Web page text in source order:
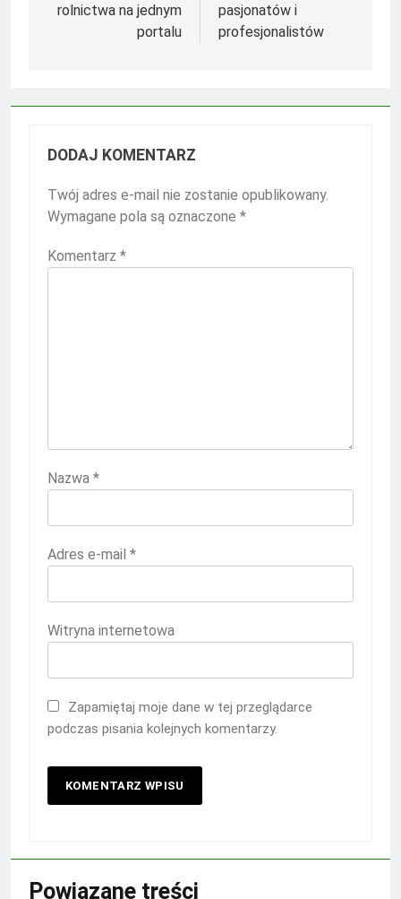
rolnictwa na jednym
portalu
pasjonatów i
profesjonalistów
DODAJ KOMENTARZ
Twój adres e-mail nie zostanie opublikowany.
Wymagane pola są oznaczone *
Komentarz *
Nazwa *
Adres e-mail *
Witryna internetowa
Zapamiętaj moje dane w tej przeglądarce
podczas pisania kolejnych komentarzy.
Powiązane treści